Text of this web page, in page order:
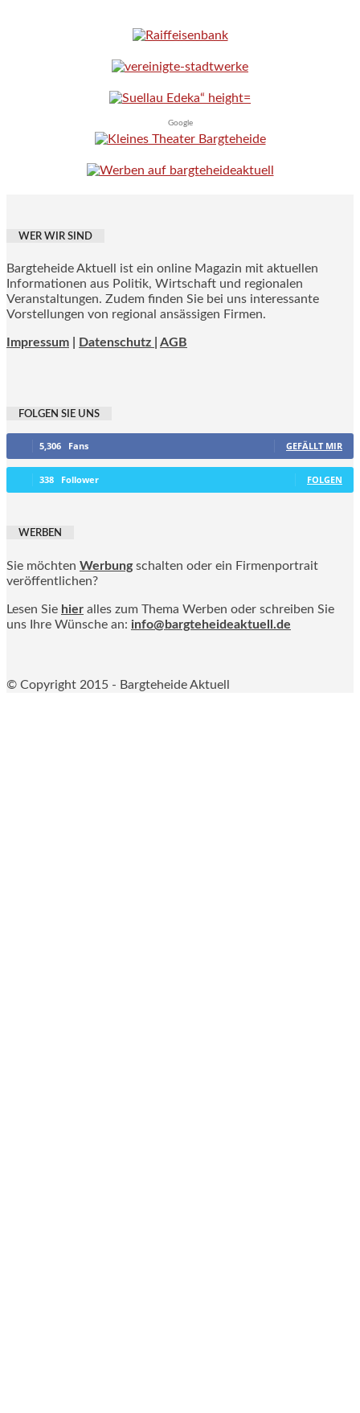
Google
WER WIR SIND
Bargteheide Aktuell ist ein online Magazin mit aktuellen
Informationen aus Politik, Wirtschaft und regionalen
Veranstaltungen. Zudem finden Sie bei uns interessante
Vorstellungen von regional ansässigen Firmen.
Impressum Datenschutz | AGB
FOLGEN SIE UNS
5,306 Fans GEFÄLLT MIR
338 Follower FOLGEN
WERBEN
Sie möchten Werbung schalten oder ein Firmenportrait
veröffentlichen?
Lesen Sie hier alles zum Thema Werben oder schreiben Sie
uns Ihre Wünsche an: info@bargteheideaktuell.de
© Copyright 2015 - Bargteheide Aktuell